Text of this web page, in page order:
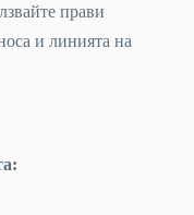
прави
и линията на